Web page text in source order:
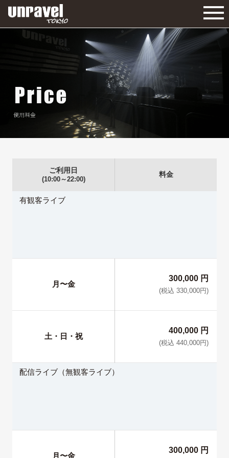
ご利用日
(10:00～22:00)
料金
有観客ライブ
月〜金
300,000 円
(税込 330,000円)
土・日・祝
400,000 円
(税込 440,000円)
配信ライブ（無観客ライブ）
月〜金
300,000 円